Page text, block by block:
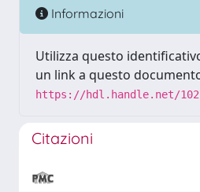
Informazioni
Utilizza questo
un link a questo
https://hdl.handle.net/
Citazioni